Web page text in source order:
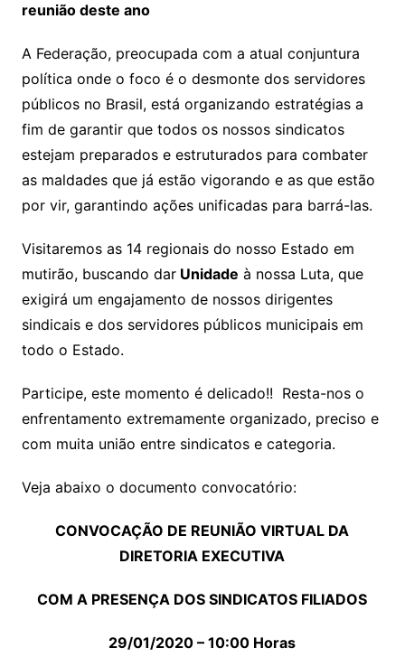
reunião deste ano
A Federação, preocupada com a atual conjuntura
política onde o foco é o desmonte dos servidores
públicos no Brasil, está organizando estratégias a
fim de garantir que todos os nossos sindicatos
estejam preparados e estruturados para combater
as maldades que já estão vigorando e as que estão
por vir, garantindo ações unificadas para barrá-las.
Visitaremos as 14 regionais do nosso Estado em
mutirão, buscando darUnidade à nossa Luta, que
exigirá um engajamento de nossos dirigentes
sindicais e dos servidores públicos municipais em
todo o Estado.
Participe, este momento é delicado!! Resta-nos o
enfrentamento extremamente organizado, preciso e
com muita união entre sindicatos e categoria.
Veja abaixo o documento convocatório:
CONVOCAÇÃO DE REUNIÃO VIRTUAL DA
DIRETORIA EXECUTIVA
COM A PRESENÇA DOS SINDICATOS FILIADOS
29/01/2020 – 10:00 Horas